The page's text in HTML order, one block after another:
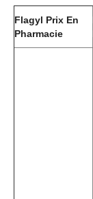
Flagyl Prix En
Pharmacie